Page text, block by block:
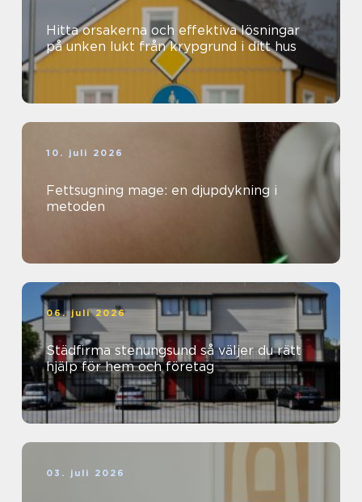
Hitta orsakerna och effektiva lösningar
på unken lukt från krypgrund i ditt hus
10. juli 2026
Fettsugning mage: en djupdykning i
metoden
06. juli 2026
Städfirma stenungsund så väljer du rätt
hjälp för hem och företag
03. juli 2026